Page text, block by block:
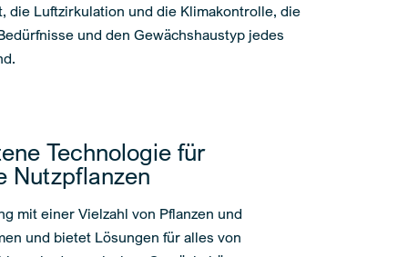
die Luftzirkulation und die Klimakontrolle, die
und den Gewächshaustyp jedes
Technologie für
Nutzpflanzen
mit einer Vielzahl von Pflanzen und
und bietet Lösungen für alles von